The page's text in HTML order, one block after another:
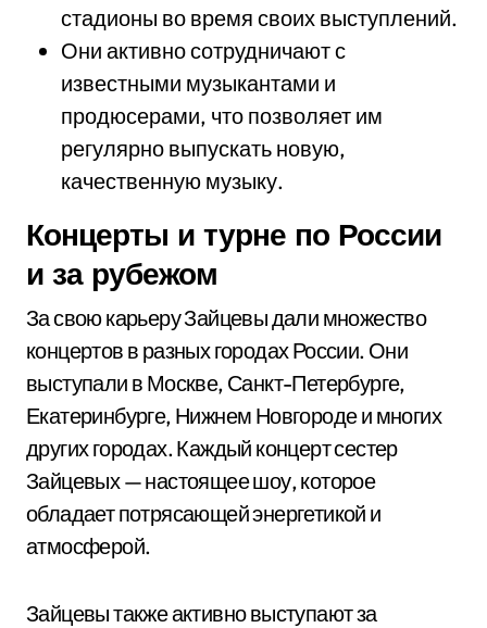
стадионы во время своих выступлений.
Они активно сотрудничают с
известными музыкантами и
продюсерами, что позволяет им
регулярно выпускать новую,
качественную музыку.
Концерты и турне по России
и за рубежом
За свою карьеру Зайцевы дали множество
концертов в разных городах России. Они
выступали в Москве, Санкт-Петербурге,
Екатеринбурге, Нижнем Новгороде и многих
других городах. Каждый концерт сестер
Зайцевых — настоящее шоу, которое
обладает потрясающей энергетикой и
атмосферой.
Зайцевы также активно выступают за